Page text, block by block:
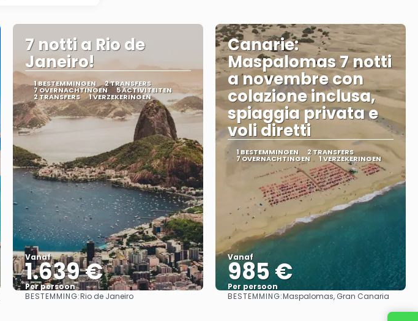
7 notti a Rio de
Janeiro!
1 BESTEMMINGEN 2 TRANSFERS
7 OVERNACHTINGEN 5 ACTIVITEITEN
2 TRANSFERS 1 VERZEKERINGEN
Vanaf
1.639 €
Per persoon
Bekijk
BESTEMMING:Rio de Janeiro
Canarie:
Maspalomas 7 notti
a novembre con
colazione inclusa,
spiaggia privata e
voli diretti
1 BESTEMMINGEN 2 TRANSFERS
7 OVERNACHTINGEN 1 VERZEKERINGEN
Vanaf
985 €
Per persoon
Bekijk
BESTEMMING:Maspalomas, Gran Canaria